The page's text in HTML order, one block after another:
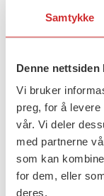
Samtykke
Denne
Vi bruker
preg, for å
vår. Vi deler
med partnerne
som kan
for dem, eller
deres.